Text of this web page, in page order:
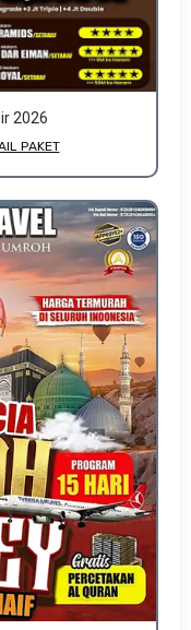
2026
PAKET